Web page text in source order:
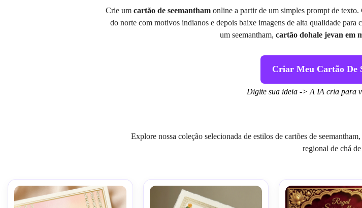
Crie um cartão de seemantham online a partir de um simples prompt de
do norte com motivos indianos e depois baixe imagens de alta qualidade
um seemantham, cartão dohale jevan em
Criar Meu Cartão De
Digite sua ideia -> A IA cria para
Explore nossa coleção selecionada de estilos de cartões de
regional de chá de